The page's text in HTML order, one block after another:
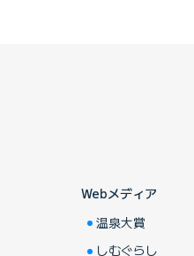
Webメディア
温泉大賞
しむぐらし